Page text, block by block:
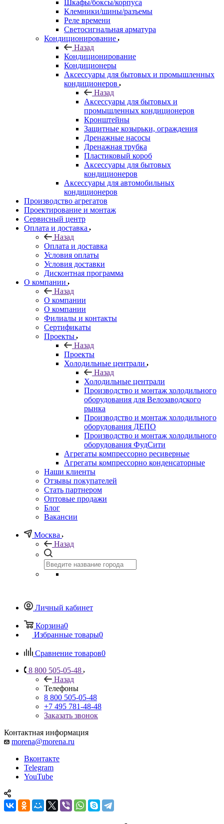
Шкафы/боксы/корпуса
Клемники/шины/разъемы
Реле времени
Светосигнальная арматура
Кондиционирование
Назад
Кондиционирование
Кондиционеры
Аксессуары для бытовых и промышленных
кондиционеров
Назад
Аксессуары для бытовых и
промышленных кондиционеров
Кронштейны
Защитные козырьки, ограждения
Дренажные насосы
Дренажная трубка
Пластиковый короб
Аксессуары для бытовых
кондиционеров
Аксессуары для автомобильных
кондиционеров
Производство агрегатов
Проектирование и монтаж
Сервисный центр
Оплата и доставка
Назад
Оплата и доставка
Условия оплаты
Условия доставки
Дисконтная программа
О компании
Назад
О компании
О компании
Филиалы и контакты
Сертификаты
Проекты
Назад
Проекты
Холодильные централи
Назад
Холодильные централи
Производство и монтаж холодильного
оборудования для Велозаводского
рынка
Производство и монтаж холодильного
оборудования ДЕПО
Производство и монтаж холодильного
оборудования ФудСити
Агрегаты компрессорно ресиверные
Агрегаты компрессорно конденсаторные
Наши клиенты
Отзывы покупателей
Стать партнером
Оптовые продажи
Блог
Вакансии
Москва
Назад
Личный кабинет
Корзина0
Избранные товары0
Сравнение товаров0
8 800 505-05-48
Назад
Телефоны
8 800 505-05-48
+7 495 781-48-48
Заказать звонок
Контактная информация
morena@morena.ru
Вконтакте
Telegram
YouTube